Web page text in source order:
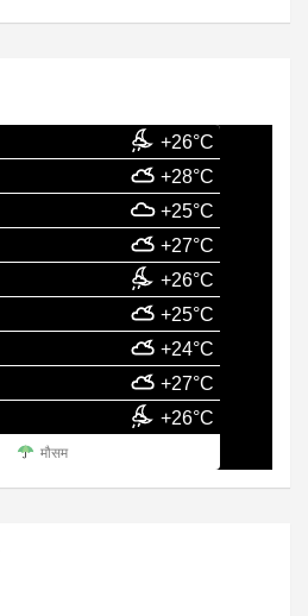
+26°C
+28°C
+25°C
+27°C
+26°C
+25°C
+24°C
+27°C
+26°C
मौसम